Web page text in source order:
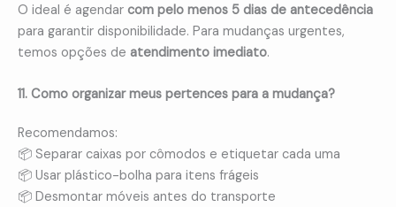
O ideal é agendar com pelo menos 5 dias de antecedência
para garantir disponibilidade. Para mudanças urgentes,
temos opções de atendimento imediato.
11. Como organizar meus pertences para a mudança?
Recomendamos:
📦 Separar caixas por cômodos e etiquetar cada uma
📦 Usar plástico-bolha para itens frágeis
📦 Desmontar móveis antes do transporte